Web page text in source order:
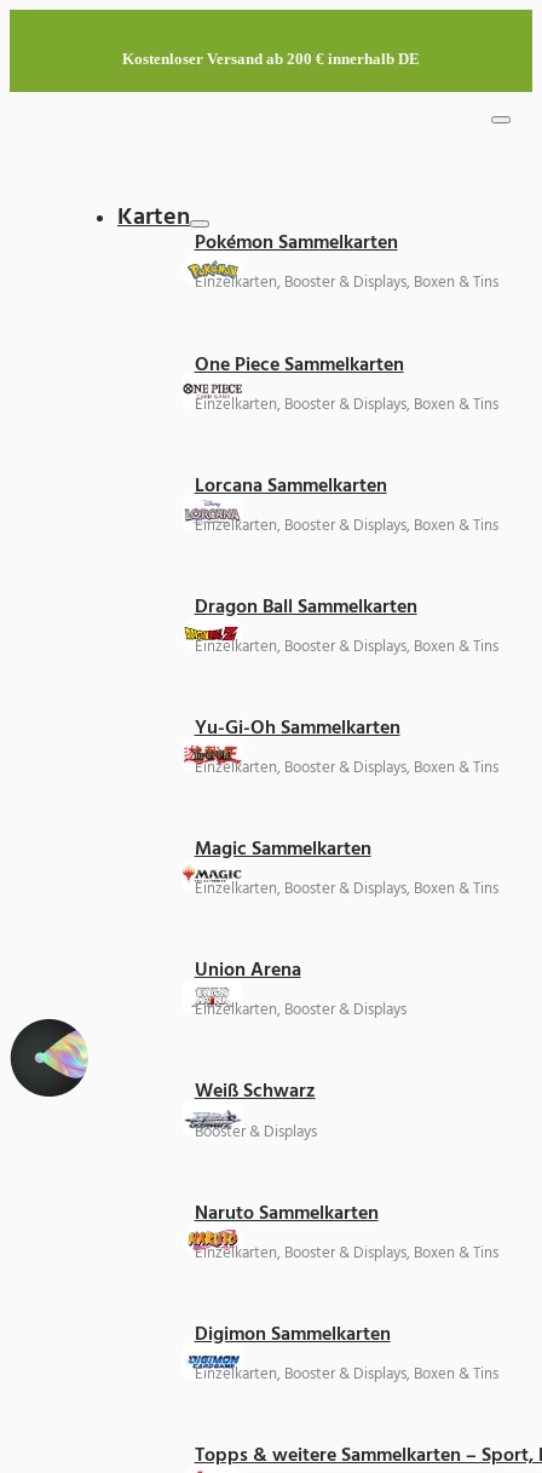
Kostenloser Versand ab 200 € innerhalb DE
Karten
Pokémon Sammelkarten
Einzelkarten, Booster & Displays, Boxen & Tins
One Piece Sammelkarten
Einzelkarten, Booster & Displays, Boxen & Tins
Lorcana Sammelkarten
Einzelkarten, Booster & Displays, Boxen & Tins
Dragon Ball Sammelkarten
Einzelkarten, Booster & Displays, Boxen & Tins
Yu-Gi-Oh Sammelkarten
Einzelkarten, Booster & Displays, Boxen & Tins
Magic Sammelkarten
Einzelkarten, Booster & Displays, Boxen & Tins
Union Arena
Einzelkarten, Booster & Displays
Weiß Schwarz
Booster & Displays
Naruto Sammelkarten
Einzelkarten, Booster & Displays, Boxen & Tins
Digimon Sammelkarten
Einzelkarten, Booster & Displays, Boxen & Tins
Topps & weitere Sammelkarten –